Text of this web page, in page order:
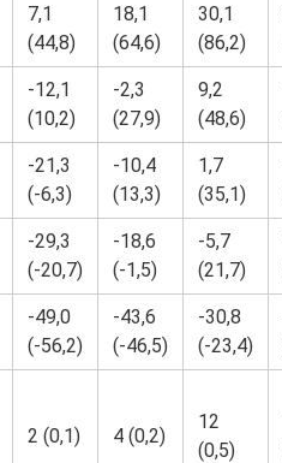
7,1
(44,8)
18,1
(64,6)
30,1
(86,2)
-12,1
(10,2)
-2,3
(27,9)
9,2
(48,6)
-21,3
(-6,3)
-10,4
(13,3)
1,7
(35,1)
-29,3
(-20,7)
-18,6
(-1,5)
-5,7
(21,7)
-49,0
(-56,2)
-43,6
(-46,5)
-30,8
(-23,4)
2 (0,1) 4 (0,2)
12
(0,5)